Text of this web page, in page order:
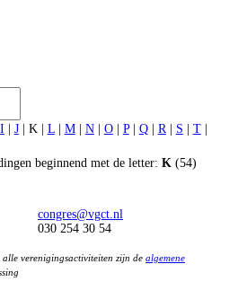
I J| K | L| M| N| O| P| Q| R| S T|
beginnend met de letter: K(54)
congres@vgct.nl
030 254 30 54
alle verenigingsactiviteiten zijn de algemene